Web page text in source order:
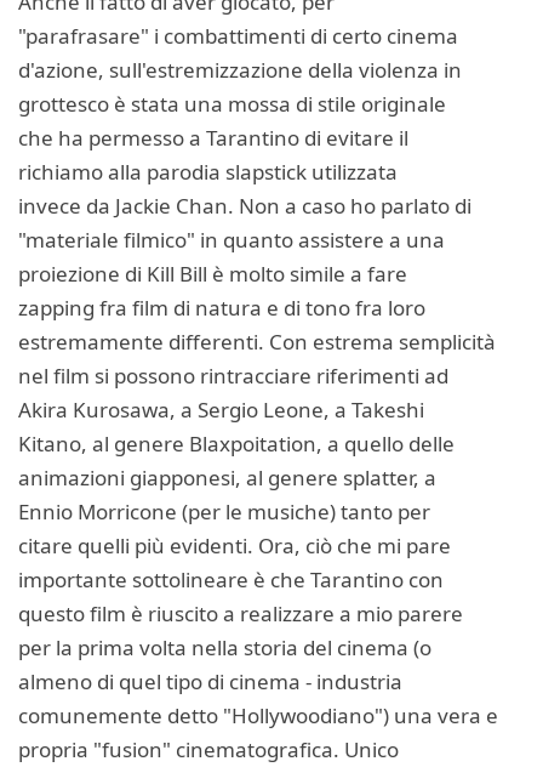
"parafrasare" i combattimenti di certo cinema
d'azione, sull'estremizzazione della violenza in
grottesco è stata una mossa di stile originale
che ha permesso a Tarantino di evitare il
richiamo alla parodia slapstick utilizzata
invece da Jackie Chan. Non a caso ho parlato di
"materiale filmico" in quanto assistere a una
proiezione di Kill Bill è molto simile a fare
zapping fra film di natura e di tono fra loro
estremamente differenti. Con estrema semplicità
nel film si possono rintracciare riferimenti ad
Akira Kurosawa, a Sergio Leone, a Takeshi
Kitano, al genere Blaxpoitation, a quello delle
animazioni giapponesi, al genere splatter, a
Ennio Morricone (per le musiche) tanto per
citare quelli più evidenti. Ora, ciò che mi pare
importante sottolineare è che Tarantino con
questo film è riuscito a realizzare a mio parere
per la prima volta nella storia del cinema (o
almeno di quel tipo di cinema - industria
comunemente detto "Hollywoodiano") una vera e
propria "fusion" cinematografica. Unico